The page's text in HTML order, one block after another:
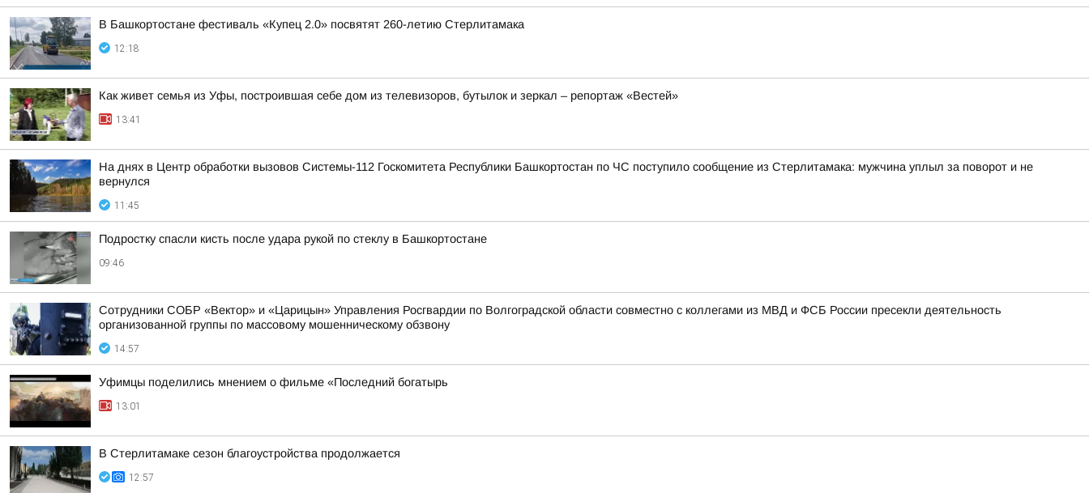
В Башкортостане фестиваль «Купец 2.0» посвятят 260-летию Стерлитамака
12:18
Как живет семья из Уфы, построившая себе дом из телевизоров, бутылок и зеркал – репортаж «Вестей»
13:41
На днях в Центр обработки вызовов Системы-112 Госкомитета Республики Башкортостан по ЧС поступило сообщение из Стерлитамака: мужчина уплыл за поворот и не
вернулся
11:45
Подростку спасли кисть после удара рукой по стеклу в Башкортостане
09:46
Сотрудники СОБР «Вектор» и «Царицын» Управления Росгвардии по Волгоградской области совместно с коллегами из МВД и ФСБ России пресекли деятельность
организованной группы по массовому мошенническому обзвону
14:57
Уфимцы поделились мнением о фильме «Последний богатырь
13:01
В Стерлитамаке сезон благоустройства продолжается
12:57